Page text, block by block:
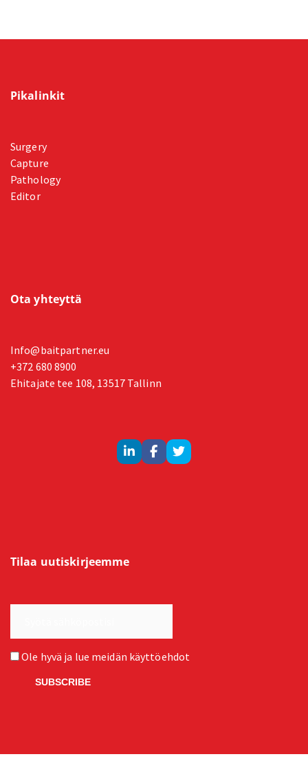
Pikalinkit
Surgery
Capture
Pathology
Editor
Ota yhteyttä
Info@baitpartner.eu
+372 680 8900
Ehitajate tee 108, 13517 Tallinn
Tilaa uutiskirjeemme
Ole hyvä ja lue meidän käyttöehdot